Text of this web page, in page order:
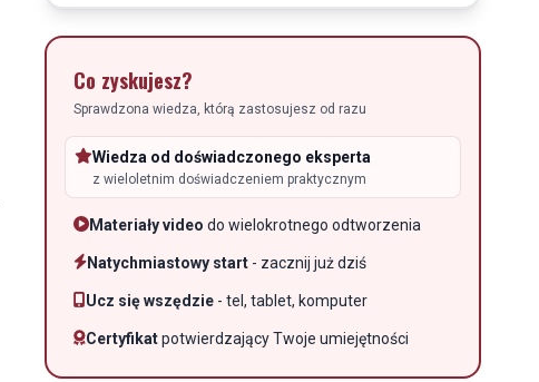
Co zyskujesz?
Sprawdzona wiedza, którą zastosujesz od razu
Wiedza od doświadczonego eksperta
z wieloletnim doświadczeniem praktycznym
Materiały video do wielokrotnego odtworzenia
Natychmiastowy start - zacznij już dziś
Ucz się wszędzie - tel, tablet, komputer
Certyfikatpotwierdzający Twoje umiejętności